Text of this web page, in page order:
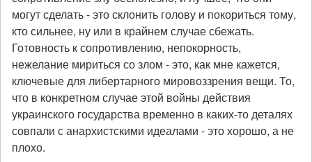
могут сделать - это склонить голову и покориться тому,
кто сильнее, ну или в крайнем случае сбежать.
Готовность к сопротивлению, непокорность,
нежелание мириться со злом - это, как мне кажется,
ключевые для либертарного мировоззрения вещи. То,
что в конкретном случае этой войны действия
украинского государства временно в каких-то деталях
совпали с анархистскими идеалами - это хорошо, а не
плохо.